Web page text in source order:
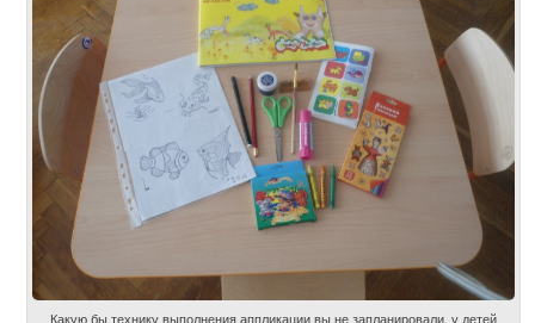
Какую бы технику выполнения аппликации вы не запланировали, у детей